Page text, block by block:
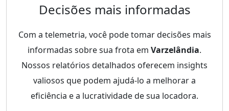
Decisões mais informadas
Com a telemetria, você pode tomar decisões mais
informadas sobre sua frota em Varzelândia.
Nossos relatórios detalhados oferecem insights
valiosos que podem ajudá-lo a melhorar a
eficiência e a lucratividade de sua locadora.